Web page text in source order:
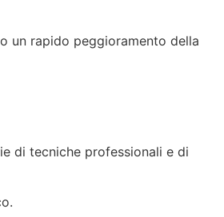
un rapido peggioramento della
di tecniche professionali e di